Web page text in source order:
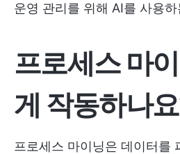
운영 관리를 위해 AI를 사용
프로세스 마
게 작동하나
프로세스 마이닝은 데이터를